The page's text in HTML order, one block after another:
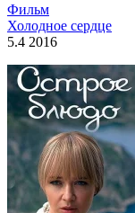
Фильм
Холодное сердце
5.4 2016